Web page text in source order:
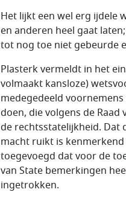
Het lijkt een wel erg ijdele
en anderen heel gaat
tot nog toe niet gebeurde
Plasterk vermeldt in het
volmaakt kansloze)
medegedeeld
doen, die volgens de
de rechtsstatelijkheid. Dat
macht ruikt is
toegevoegd dat voor de
van State bemerkingen
ingetrokken.